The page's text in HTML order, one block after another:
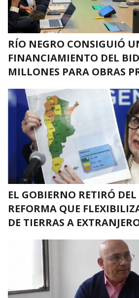
RÍO NEGRO CONSIGUIÓ
FINANCIAMIENTO DEL
MILLONES PARA OBRAS
EL GOBIERNO RETIRÓ
REFORMA QUE
DE TIERRAS A